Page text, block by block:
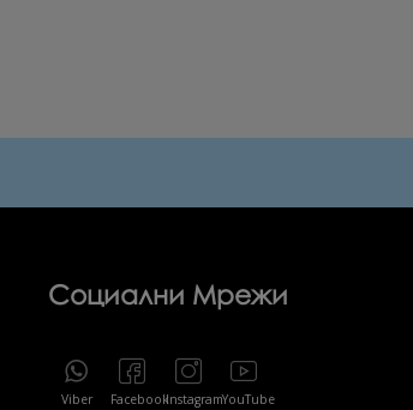
Социални Мрежи
Viber FacebookInstagramYouTube